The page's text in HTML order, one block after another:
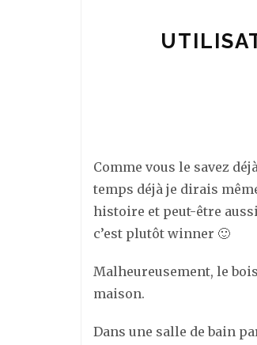
Comme vous le savez
temps déjà je dirais
histoire et peut-être
c’est plutôt winner 🙂
Malheureusement, le
maison.
Dans une salle de bain